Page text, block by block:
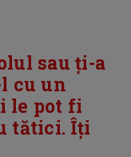
sau ți-a
cu un
le pot fi
tătici. Îți